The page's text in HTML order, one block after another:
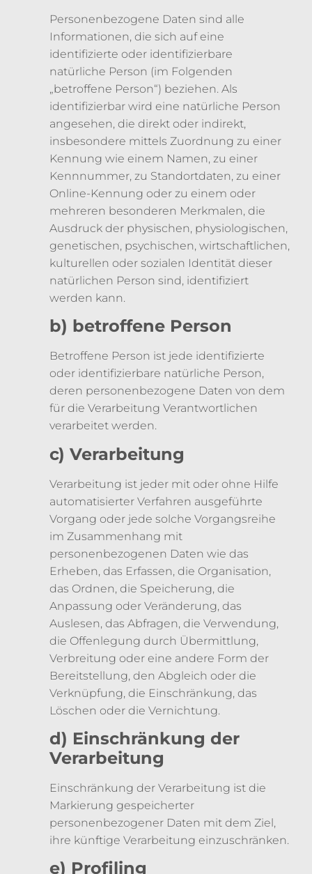
Personenbezogene Daten sind alle
Informationen, die sich auf eine
identifizierte oder identifizierbare
natürliche Person (im Folgenden
„betroffene Person“) beziehen. Als
identifizierbar wird eine natürliche Person
angesehen, die direkt oder indirekt,
insbesondere mittels Zuordnung zu einer
Kennung wie einem Namen, zu einer
Kennnummer, zu Standortdaten, zu einer
Online-Kennung oder zu einem oder
mehreren besonderen Merkmalen, die
Ausdruck der physischen, physiologischen,
genetischen, psychischen, wirtschaftlichen,
kulturellen oder sozialen Identität dieser
natürlichen Person sind, identifiziert
werden kann.
b) betroffene Person
Betroffene Person ist jede identifizierte
oder identifizierbare natürliche Person,
deren personenbezogene Daten von dem
für die Verarbeitung Verantwortlichen
verarbeitet werden.
c) Verarbeitung
Verarbeitung ist jeder mit oder ohne Hilfe
automatisierter Verfahren ausgeführte
Vorgang oder jede solche Vorgangsreihe
im Zusammenhang mit
personenbezogenen Daten wie das
Erheben, das Erfassen, die Organisation,
das Ordnen, die Speicherung, die
Anpassung oder Veränderung, das
Auslesen, das Abfragen, die Verwendung,
die Offenlegung durch Übermittlung,
Verbreitung oder eine andere Form der
Bereitstellung, den Abgleich oder die
Verknüpfung, die Einschränkung, das
Löschen oder die Vernichtung.
d) Einschränkung der
Verarbeitung
Einschränkung der Verarbeitung ist die
Markierung gespeicherter
personenbezogener Daten mit dem Ziel,
ihre künftige Verarbeitung einzuschränken.
e) Profiling